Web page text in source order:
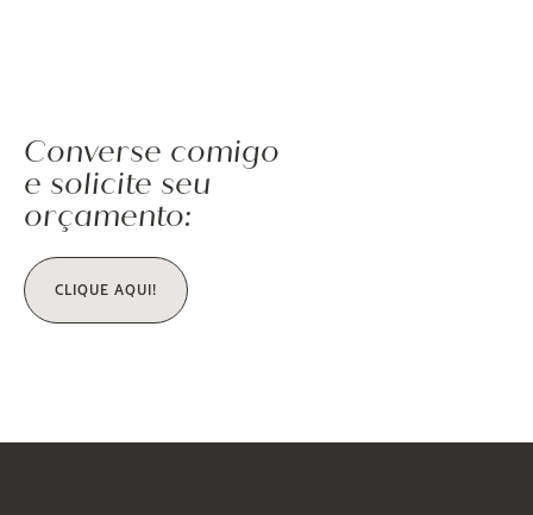
Converse comigo
e solicite seu
orçamento:
CLIQUE AQUI!